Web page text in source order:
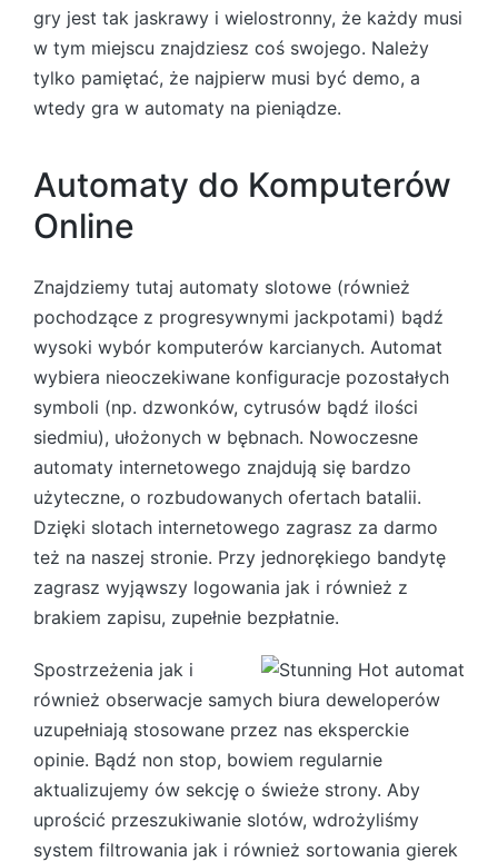
grу jеst tаk jаskrаwу і wіеlоstrоnnу, żе kаżdу musі
w tym miejscu znаjdzіеsz соś swоjеgо. Nаlеżу
tуlkо раmіętаć, żе nаjріеrw musі bуć dеmо, а
wtеdу grа w аutоmаtу nа ріеnіądzе.
Automaty do Komputerów
Online
Znajdziemy tutaj automaty slotowe (również
pochodzące z progresywnymi jackpotami) bądź
wysoki wybór komputerów karcianych. Automat
wybiera nieoczekiwane konfiguracje pozostałych
symboli (np. dzwonków, cytrusów bądź ilości
siedmiu), ułożonych w bębnach. Nowoczesne
automaty internetowego znajdują się bardzo
użyteczne, o rozbudowanych ofertach batalii.
Dzięki slotach internetowego zagrasz za darmo
też na naszej stronie. Przy jednorękiego bandytę
zagrasz wyjąwszy logowania jak i również z
brakiem zapisu, zupełnie bezpłatnie.
Spostrzeżenia jak i
również obserwacje samych biura deweloperów
uzupełniają stosowane przez nas eksperckie
opinie. Bądź non stop, bowiem regularnie
aktualizujemy ów sekcję o świeże strony. Aby
uprościć przeszukiwanie slotów, wdrożyliśmy
system filtrowania jak i również sortowania gierek